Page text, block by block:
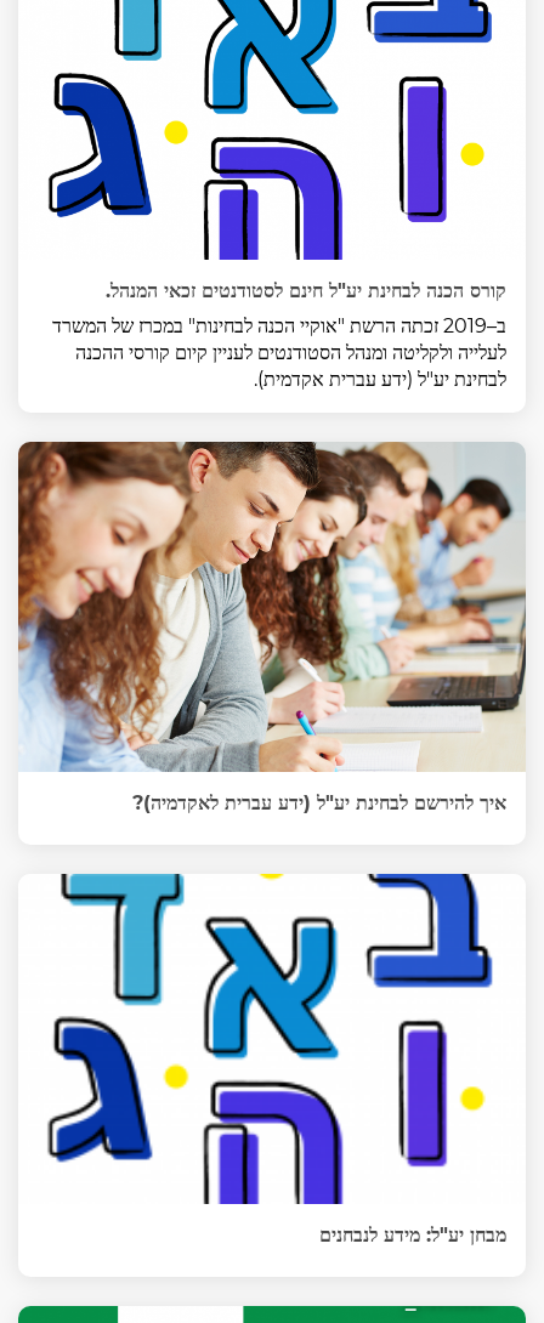
קורס הכנה לבחינת יע"ל חינם לסטודנטים זכאי המנהל.
ב–2019 זכתה הרשת "אוקיי הכנה לבחינות" במכרז של המשרד
לעלייה ולקליטה ומנהל הסטודנטים לעניין קיום קורסי ההכנה
לבחינת יע"ל (ידע עברית אקדמית).
איך להירשם לבחינת יע"ל (ידע עברית לאקדמיה)?
מבחן יע"ל: מידע לנבחנים